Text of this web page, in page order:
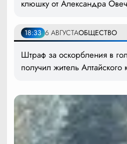
клюшку от Александра
18:33 6 АВГУСТАОБЩЕСТВО
Штраф за оскорбления в
получил житель Алтайского